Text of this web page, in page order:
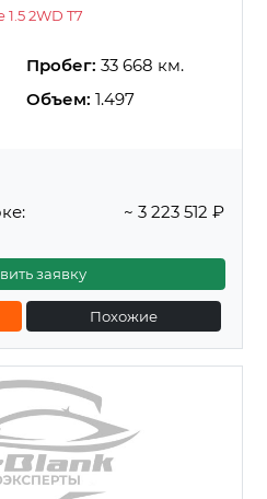
2WD T7
Пробег: 33 668 км.
Объем: 1.497
~ 3 223 512 ₽
заявку
Похожие